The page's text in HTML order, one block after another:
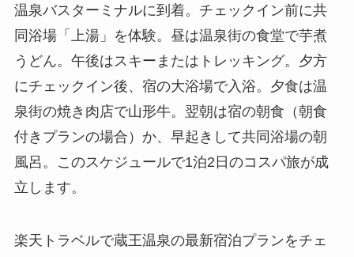
温泉バスターミナルに到着。チェックイン前に共
同浴場「上湯」を体験。昼は温泉街の食堂で芋煮
うどん。午後はスキーまたはトレッキング。夕方
にチェックイン後、宿の大浴場で入浴。夕食は温
泉街の焼き肉店で山形牛。翌朝は宿の朝食（朝食
付きプランの場合）か、早起きして共同浴場の朝
風呂。このスケジュールで1泊2日のコスパ旅が成
立します。
楽天トラベルで蔵王温泉の最新宿泊プランをチェ